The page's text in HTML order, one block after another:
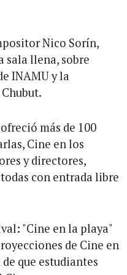
Nico Sorín,
sala llena, sobre
INAMU y la
más de 100
Cine en los
y directores,
con entrada libre
"Cine en la playa"
de Cine en
que estudiantes